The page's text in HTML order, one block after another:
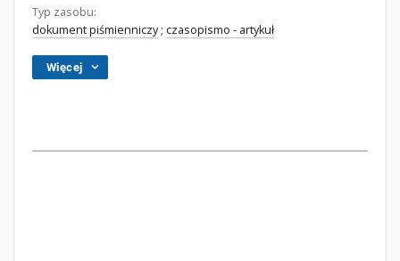
Typ zasobu:
dokument piśmienniczy; czasopismo - artykuł
Więcej